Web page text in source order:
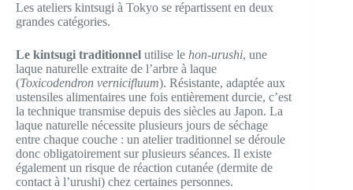
Les ateliers kintsugi à Tokyo se répartissent en deux
grandes catégories.
Le kintsugi traditionnel utilise le hon-urushi, une
laque naturelle extraite de l’arbre à laque
(Toxicodendron vernicifluum). Résistante, adaptée aux
ustensiles alimentaires une fois entièrement durcie, c’est
la technique transmise depuis des siècles au Japon. La
laque naturelle nécessite plusieurs jours de séchage
entre chaque couche : un atelier traditionnel se déroule
donc obligatoirement sur plusieurs séances. Il existe
également un risque de réaction cutanée (dermite de
contact à l’urushi) chez certaines personnes.